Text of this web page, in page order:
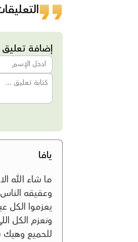
إضافة تعليق
يافا
ما شاء الله
وعقيقه
يعزموا الكل
ونعزم الكل
للحميع وهيك